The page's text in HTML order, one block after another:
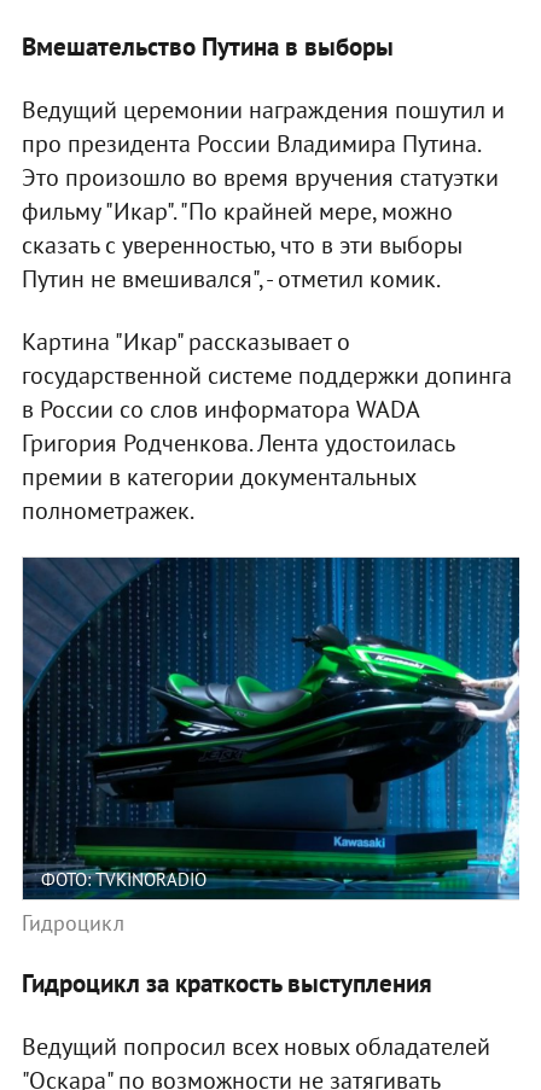
Вмешательство Путина в выборы
Ведущий церемонии награждения пошутил и
про президента России Владимира Путина.
Это произошло во время вручения статуэтки
фильму "Икар". "По крайней мере, можно
сказать с уверенностью, что в эти выборы
Путин не вмешивался", - отметил комик.
Картина "Икар" рассказывает о
государственной системе поддержки допинга
в России со слов информатора WADA
Григория Родченкова. Лента удостоилась
премии в категории документальных
полнометражек.
ФОТО: TVKINORADIO
Гидроцикл
Гидроцикл за краткость выступления
Ведущий попросил всех новых обладателей
"Оскара" по возможности не затягивать